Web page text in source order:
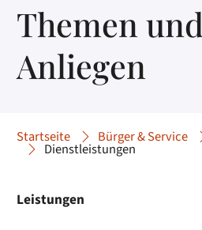
Themen und
Anliegen
Startseite Bürger & Service
Dienstleistungen
Leistungen